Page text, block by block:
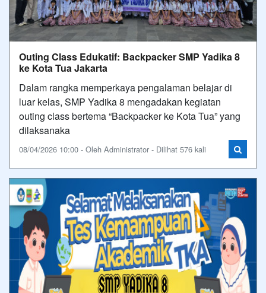
Outing Class Edukatif: Backpacker SMP Yadika 8
ke Kota Tua Jakarta
Dalam rangka memperkaya pengalaman belajar di
luar kelas, SMP Yadika 8 mengadakan kegiatan
outing class bertema “Backpacker ke Kota Tua” yang
dilaksanaka
08/04/2026 10:00 - Oleh Administrator - Dilihat 576 kali